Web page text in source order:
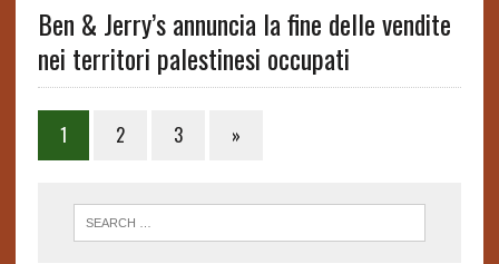
Ben & Jerry’s annuncia la fine delle vendite
nei territori palestinesi occupati
Posts
pagination
1 2 3 »